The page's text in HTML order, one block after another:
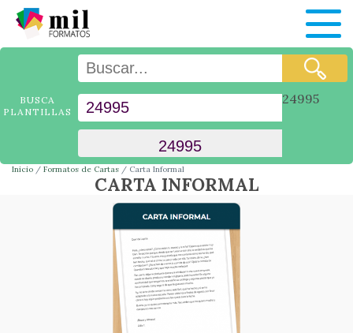
BUSCA
PLANTILLAS
24995
Inicio Formatos de Cartas Carta Informal
CARTA INFORMAL